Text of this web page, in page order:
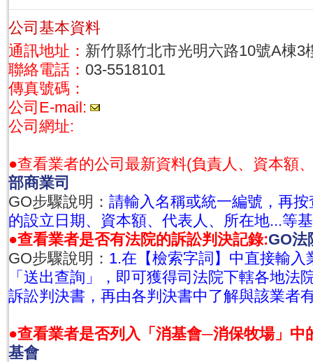
公司基本資料
通訊地址： 新竹縣竹北市光明六路10號A棟3
聯絡電話： 03-5518101
傳真號碼：
公司E-mail:
公司網址:
●查看業者的公司最新資料(負責人、資本額
部商業司
GO步驟說明： 請輸入名稱或統一編號，再
的設立日期、資本額、代表人、所在地...等
●查看業者是否有法院的訴訟判決記錄:GO法
GO步驟說明： 1.在【檢索字詞】中直接輸入
「送出查詢」，即可獲得司法院下轄各地法
訴訟判決書，再由各判決書中了解與該業者
●查看業者是否列入「消基會─消保牧場」中
基會